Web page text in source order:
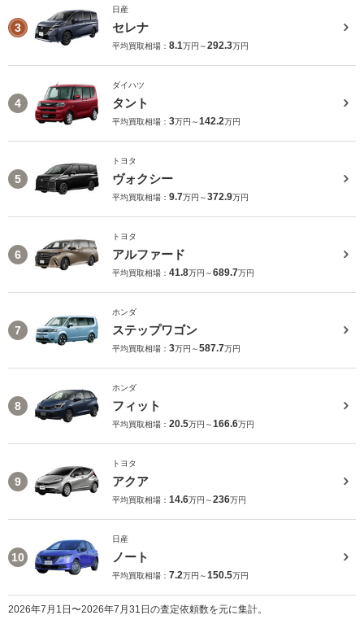
3
日産
セレナ
平均買取相場： 8.1万円～292.3万円
4
ダイハツ
タント
平均買取相場： 3万円～142.2万円
5
トヨタ
ヴォクシー
平均買取相場： 9.7万円～372.9万円
6
トヨタ
アルファード
平均買取相場： 41.8万円～689.7万円
7
ホンダ
ステップワゴン
平均買取相場： 3万円～587.7万円
8
ホンダ
フィット
平均買取相場： 20.5万円～166.6万円
9
トヨタ
アクア
平均買取相場： 14.6万円～236万円
10
日産
ノート
平均買取相場： 7.2万円～150.5万円
2026年7月1日〜2026年7月31日の査定依頼数を元に集計。